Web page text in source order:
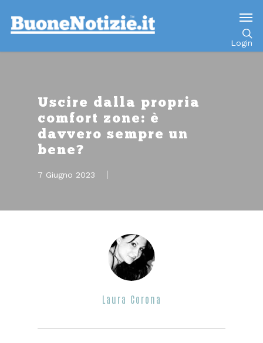
Login
Uscire dalla propria
comfort zone: è
davvero sempre un
bene?
7 Giugno 2023
Laura Corona
Go to mobile version